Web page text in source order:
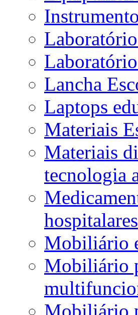
Lancha
Laptops
Materiais
Materiais
tecnologia
hospitalares
Mobiliário
Mobiliário
Mobiliário